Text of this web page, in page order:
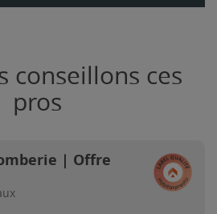
conseillons ces
pros
| Offre